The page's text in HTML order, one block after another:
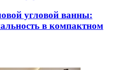
угловой ванны:
в компактном